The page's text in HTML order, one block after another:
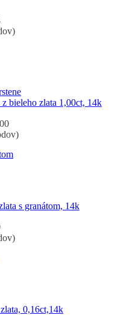
bieleho zlata 1,00ct, 14k
s granátom, 14k
0,16ct,14k